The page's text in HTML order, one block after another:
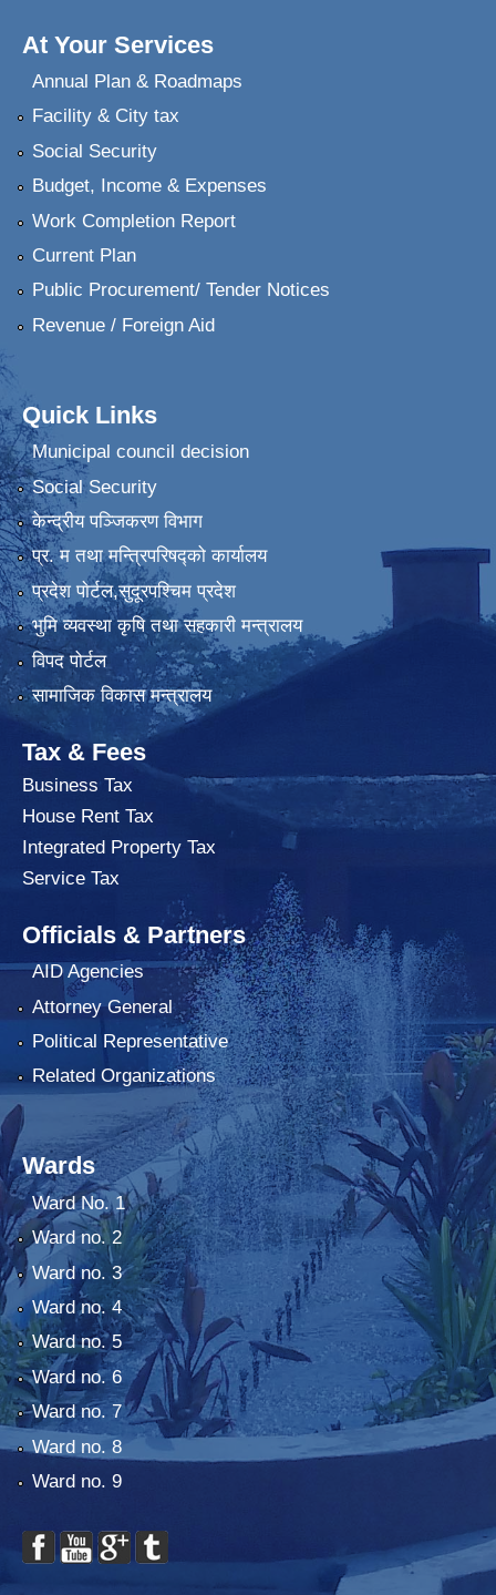
At Your Services
Annual Plan & Roadmaps
Facility & City tax
Social Security
Budget, Income & Expenses
Work Completion Report
Current Plan
Public Procurement/ Tender Notices
Revenue / Foreign Aid
Quick Links
Municipal council decision
Social Security
केन्द्रीय पञ्जिकरण विभाग
प्र. म तथा मन्त्रिपरिषद्को कार्यालय
प्रदेश पाेर्टल,सुदूरपश्चिम प्रदेश
भुमि व्यवस्था कृषि तथा सहकारी मन्त्रालय
विपद पोर्टल
सामाजिक विकास मन्त्रालय
Tax & Fees
Business Tax
House Rent Tax
Integrated Property Tax
Service Tax
Officials & Partners
AID Agencies
Attorney General
Political Representative
Related Organizations
Wards
Ward No. 1
Ward no. 2
Ward no. 3
Ward no. 4
Ward no. 5
Ward no. 6
Ward no. 7
Ward no. 8
Ward no. 9